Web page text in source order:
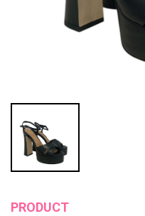
PRODUCT